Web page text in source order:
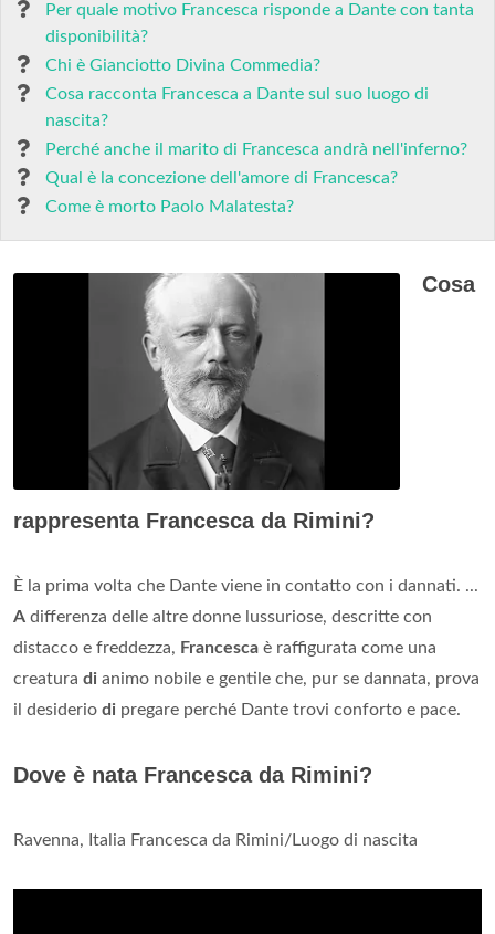
Per quale motivo Francesca risponde a Dante con tanta
disponibilità?
Chi è Gianciotto Divina Commedia?
Cosa racconta Francesca a Dante sul suo luogo di
nascita?
Perché anche il marito di Francesca andrà nell'inferno?
Qual è la concezione dell'amore di Francesca?
Come è morto Paolo Malatesta?
Cosa
rappresenta Francesca da Rimini?
È la prima volta che Dante viene in contatto con i dannati. ...
A differenza delle altre donne lussuriose, descritte con
distacco e freddezza, Francesca è raffigurata come una
creatura di animo nobile e gentile che, pur se dannata, prova
il desiderio di pregare perché Dante trovi conforto e pace.
Dove è nata Francesca da Rimini?
Ravenna, Italia Francesca da Rimini/Luogo di nascita